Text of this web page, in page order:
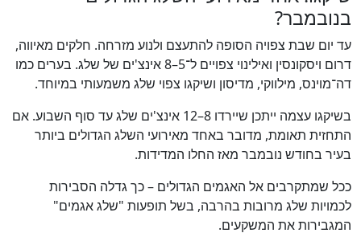
בנובמבר?
עד יום שבת צפויה הסופה להתעצם ולנוע מזרחה. חלקים מאיווה,
דרום ויסקונסין ואילינוי צפויים ל־5–8 אינצ'ים של שלג. בערים כמו
דה־מוינס, מילווקי, מדיסון ושיקגו צפוי שלג משמעותי במיוחד.
בשיקגו עצמה ייתכן שיירדו 8–12 אינצ'ים שלג עד סוף השבוע. אם
התחזית תאומת, מדובר באחד מאירועי השלג הגדולים ביותר
בעיר בחודש נובמבר מאז החלו המדידות.
ככל שמתקרבים אל האגמים הגדולים – כך גדלה הסבירות
לכמויות שלג מרובות בהרבה, בשל תופעות "שלג אגמים"
המגבירות את המשקעים.